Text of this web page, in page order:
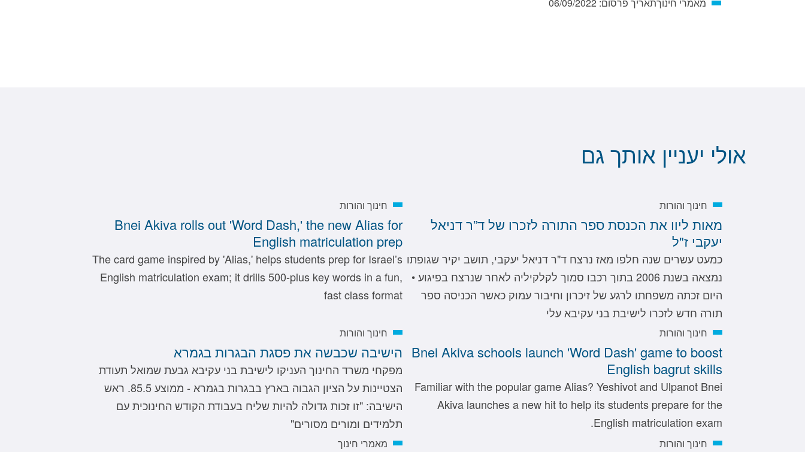
אולי יעניין אותך גם
חינוך והורות
מאות ליוו את הכנסת ספר התורה לזכרו של ד”ר דניאל
יעקבי ז"ל
כמעט עשרים שנה חלפו מאז נרצח ד"ר דניאל יעקבי, תושב יקיר שגופתו
נמצאה בשנת 2006 בתוך רכבו סמוך לקלקיליה לאחר שנרצח בפיגוע •
היום זכתה משפחתו לרגע של זיכרון וחיבור עמוק כאשר הכניסה ספר
תורה חדש לזכרו לישיבת בני עקיבא עלי
חינוך והורות
Bnei Akiva rolls out 'Word Dash,' the new Alias for
English matriculation prep
The card game inspired by 'Alias,' helps students prep for Israel’s
English matriculation exam; it drills 500-plus key words in a fun,
fast class format
חינוך והורות
Bnei Akiva schools launch 'Word Dash' game to boost
English bagrut skills
Familiar with the popular game Alias? Yeshivot and Ulpanot Bnei
Akiva launches a new hit to help its students prepare for the
English matriculation exam.
חינוך והורות
הישיבה שכבשה את פסגת הבגרות בגמרא
מפקחי משרד החינוך העניקו לישיבת בני עקיבא גבעת שמואל תעודת
הצטיינות על הציון הגבוה בארץ בבגרות בגמרא - ממוצע 85.5. ראש
הישיבה: "זו זכות גדולה להיות שליח בעבודת הקודש החינוכית עם
תלמידים ומורים מסורים"
חינוך והורות מאמרי חינוך